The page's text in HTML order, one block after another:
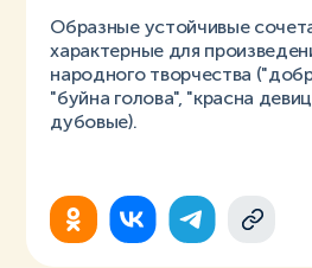
Образные устойчивые
характерные для
народного творчества
"буйна голова", "красна
дубовые).